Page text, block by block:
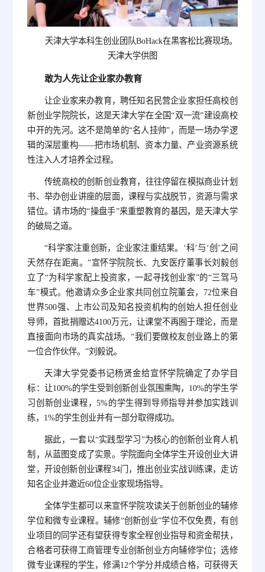
天津大学本科生创业团队BoHack在黑客松比赛现场。
天津大学供图
敢为人先让企业家办教育
让企业家来办教育，聘任知名民营企业家担任高校创
新创业学院院长，这是天津大学在全国“双一流”建设高校
中开的先河。这不是简单的“名人挂帅”，而是一场办学逻
辑的深层重构——把市场机制、资本力量、产业资源系统
性注入人才培养全过程。
传统高校的创新创业教育，往往停留在模拟商业计划
书、举办创业讲座的层面，课程与实战脱节，资源与需求
错位。请市场的“操盘手”来重塑教育的基因，是天津大学
的破局之道。
“科学家注重创新，企业家注重结果。‘科’与‘创’之间
天然存在距离。”宣怀学院院长、九安医疗董事长刘毅创
立了“为科学家配上投资家，一起寻找创业家”的“三驾马
车”模式。他邀请众多企业家共同创立院董会，72位来自
世界500强、上市公司及知名投资机构的创始人担任创业
导师，首批捐赠达4100万元，让课堂不再囿于理论，而是
直接面向市场的真实战场。“我们要做校友创业路上的第
一位合作伙伴。”刘毅说。
天津大学党委书记杨贤金给宣怀学院确定了办学目
标：让100%的学生受到创新创业氛围熏陶，10%的学生学
习创新创业课程，5%的学生得到导师指导并参加实践训
练，1%的学生创业并有一部分取得成功。
据此，一套以“实践型学习”为核心的创新创业育人机
制，从蓝图变成了实景。学院面向全体学生开设创业大讲
堂，开设创新创业课程34门，推出创业实战训练课，走访
知名企业并邀近60位企业家现场指导。
全体学生都可以来宣怀学院攻读关于创新创业的辅修
学位和微专业课程。辅修“创新创业”学位不仅免费，有创
业项目的同学还有望获得专家全程创业指导和资金帮扶，
合格者可获得工商管理专业创新创业方向辅修学位；选修
微专业课程的学生，修满12个学分并成绩合格，可获得天